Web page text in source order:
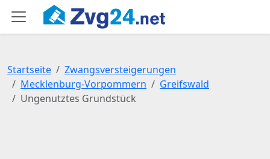
Startseite
Zwangsversteigerungen
Mecklenburg-Vorpommern
Greifswald
Ungenutztes Grundstück